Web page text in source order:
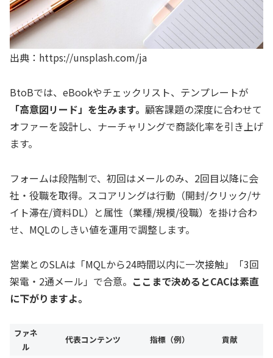
出典：https://unsplash.com/ja
BtoBでは、eBookやチェックリスト、テンプレートが
「高意図リード」を生みます。 顧客課題の深度に合わせて
オファーを設計し、ナーチャリングで商談化率を引き上げ
ます。
フォームは段階制で、初回はメールのみ、2回目以降に会
社・役職を取得。スコアリングは行動（開封/クリック/サ
イト滞在/資料DL）と属性（業種/規模/役職）を掛け合わ
せ、MQLのしきい値を運用で調整します。
営業とのSLAは「MQLから24時間以内に一次接触」「3回
架電・2通メール」で合意。 ここまで決めるとCACは素直
に下がりますよ。
ファネ
ル
代表コンテンツ 指標（例） 貢献